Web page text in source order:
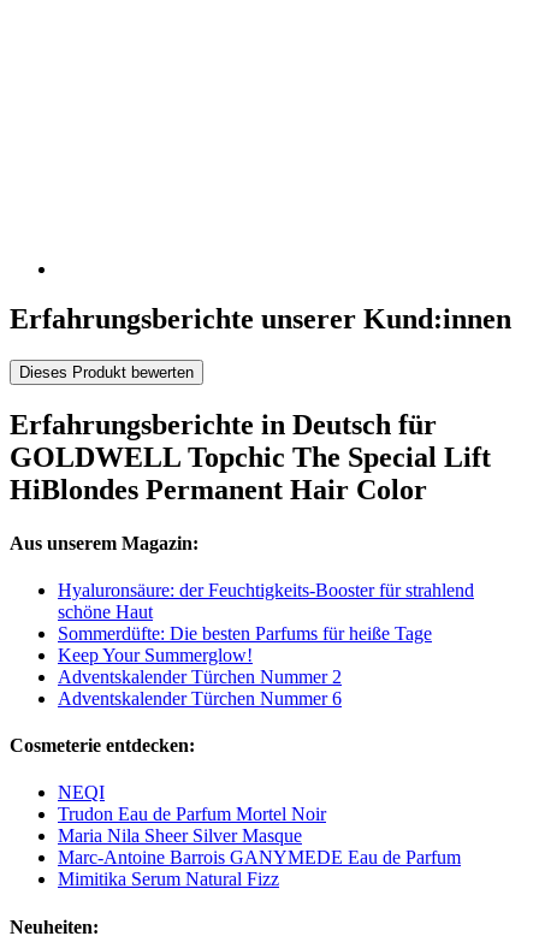
Erfahrungsberichte unserer Kund:innen
Dieses Produkt bewerten
Erfahrungsberichte in Deutsch für
GOLDWELL Topchic The Special Lift
HiBlondes Permanent Hair Color
Aus unserem Magazin:
Hyaluronsäure: der Feuchtigkeits-Booster für strahlend
schöne Haut
Sommerdüfte: Die besten Parfums für heiße Tage
Keep Your Summerglow!
Adventskalender Türchen Nummer 2
Adventskalender Türchen Nummer 6
Cosmeterie entdecken:
NEQI
Trudon Eau de Parfum Mortel Noir
Maria Nila Sheer Silver Masque
Marc-Antoine Barrois GANYMEDE Eau de Parfum
Mimitika Serum Natural Fizz
Neuheiten: